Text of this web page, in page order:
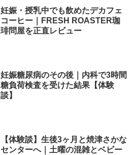
妊娠・授乳中でも飲めたデカフェ
コーヒー｜FRESH ROASTER珈
琲問屋を正直レビュー
妊娠糖尿病のその後｜内科で3時間
糖負荷検査を受けた結果【体験
談】
【体験談】生後3ヶ月と焼津さかな
センターへ｜土曜の混雑とベビー